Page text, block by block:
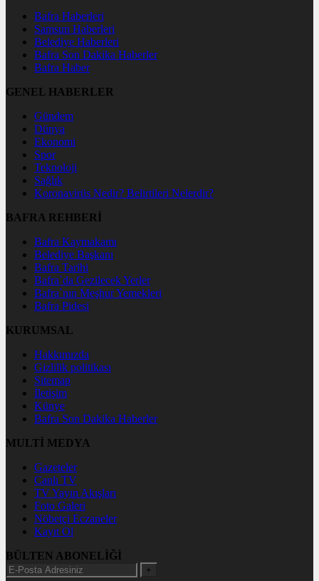
Bafra Haberleri
Samsun Haberleri
Belediye Haberleri
Bafra Son Dakika Haberler
Bafra Haber
GENEL HABERLER
Gündem
Dünya
Ekonomi
Spor
Teknoloji
Sağlık
Koronavirüs Nedir? Belirtileri Nelerdir?
BAFRA REHBERİ
Bafra Kaymakamı
Belediye Başkanı
Bafra Tarihi
Bafra`da Gezilecek Yerler
Bafra`nın Meşhur Yemekleri
Bafra Pidesi
KURUMSAL
Hakkımızda
Gizlilik politikası
Sitemap
İletişim
Künye
Bafra Son Dakika Haberler
MULTİ MEDYA
Gazeteler
Canlı TV
TV Yayın Akışları
Foto Galeri
Nöbetçi Eczaneler
Kayıt Ol
BÜLTEN ABONELİĞİ
+